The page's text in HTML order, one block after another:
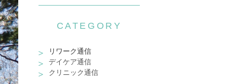
CATEGORY
リワーク通信
デイケア通信
クリニック通信